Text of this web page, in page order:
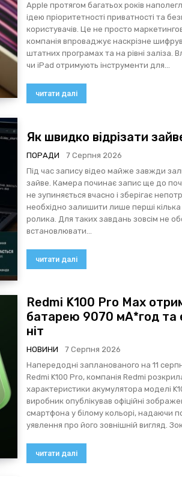
Apple протягом багатьох років
ідею пріоритетності приватності та
користувачів. Це не просто
компанія впроваджує наскрізне
штатних програмах та на рівні заліза.
чи iPad отримують інструменти для...
читати далі
Як швидко відрізати
ПОРАДИ
7 Серпня 2026
Під час запису відео майже завжди
зайве. Камера починає запис ще до
не зупиняється вчасно і зберігає
необхідно залишити лише перші
ролика. Для таких завдань зовсім не
встановлювати...
читати далі
Redmi K100 Pro Max
батарею 9070 мА*год та
ніт
НОВИНИ
7 Серпня 2026
Напередодні запланованого на 11
Redmi K100 Pro, компанія Redmi
характеристики акумулятора моделі
виробник опублікував офіційні
смартфона у білому кольорі, надаючи
уявлення про його зовнішній вигляд.
читати далі